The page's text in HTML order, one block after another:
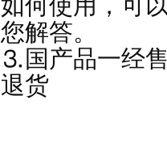
您解答。
⒊国产品一经
退货